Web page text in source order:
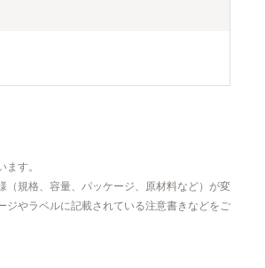
す。
規格、容量、パッケージ、原材料など）が変
やラベルに記載されている注意書きなどをご